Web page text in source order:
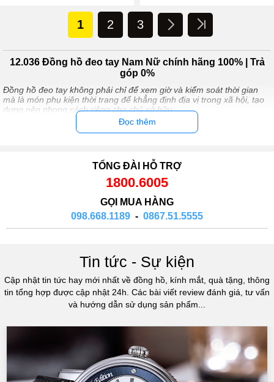
1 2 3
12.036 Đồng hồ đeo tay Nam Nữ chính hãng 100% | Trả
góp 0%
Đồng hồ đeo tay không phải chỉ để xem giờ và kiểm soát thời gian
mà là món phụ kiện thời trang để khẳng định địa vị trong xã hội, tạo
dựng nên phong cách riêng cho chủ sở hữu.
Mục lục
Tuy nhiên, không phải ai cũng biết rõ về nguồn gốc và xuất xứ
Lịch sử ra đời của đồng hồ
Theo thông tin chuyên gia trong ngành thì chiếc đồng hồ đeo tay đầu
tặng vào năm 1571. Đồng hồ có hình chiếc lắc đeo tay được nạm
đầy kim cương, gắn chặt vào một đồng hồ nhỏ.
Đọc thêm
TỔNG ĐÀI HỖ TRỢ
1800.6005
GỌI MUA HÀNG
098.668.1189 - 0867.51.5555
Tin tức - Sự kiện
Cập nhật tin tức hay mới nhất về đồng hồ, kính mắt, quà tặng, thông
tin tổng hợp được cập nhật 24h. Các bài viết review đánh giá, tư vấn
và hướng dẫn sử dụng sản phẩm...